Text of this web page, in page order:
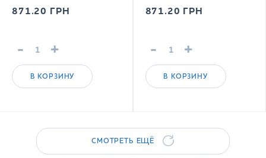
напиток
871.20 ГРН
- +
В КОРЗИНУ
напиток
871.20 ГРН
- +
В КОРЗИНУ
СМОТРЕТЬ ЕЩЁ